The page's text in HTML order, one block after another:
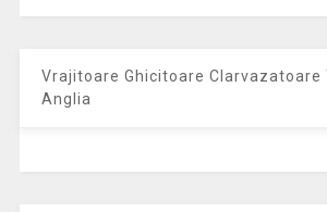
Vrajitoare Ghicitoare Clarvazatoare
Anglia